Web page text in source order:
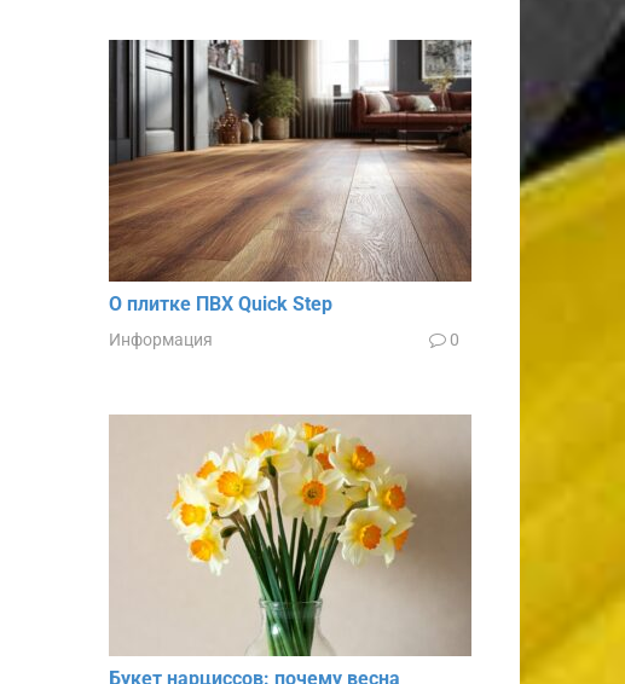
О плитке ПВХ Quick Step
Информация 0
Букет нарциссов: почему весна